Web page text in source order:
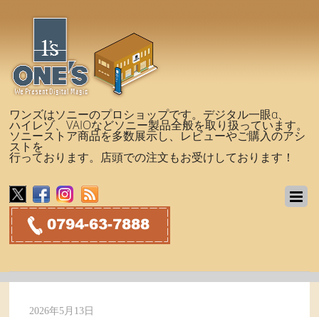
ワンズはソニーのプロショップです。デジタル一眼α、
ハイレゾ、VAIOなどソニー製品全般を取り扱っています。
ソニーストア商品を多数展示し、レビューやご購入のアシ
ストを
行っております。店頭での注文もお受けしております！
2026年5月13日